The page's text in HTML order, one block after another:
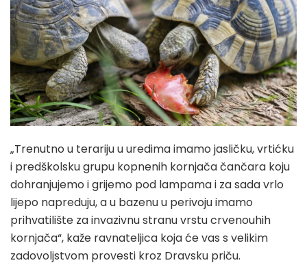
„Trenutno u terariju u uredima imamo jasličku, vrtićku
i predškolsku grupu kopnenih kornjača čančara koju
dohranjujemo i grijemo pod lampama i za sada vrlo
lijepo napreduju, a u bazenu u perivoju imamo
prihvatilište za invazivnu stranu vrstu crvenouhih
kornjača“, kaže ravnateljica koja će vas s velikim
zadovoljstvom provesti kroz Dravsku priču.